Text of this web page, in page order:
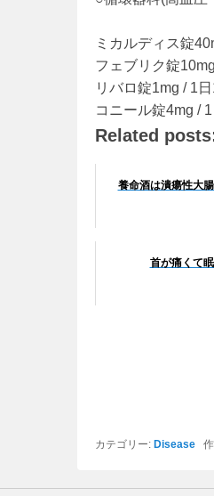
ミカルディス錠
フェブリク錠
リバロ錠1mg / 1
コニール錠4mg /
Related
養命酒は潰瘍性大
首が痛くて
カテゴリー: Disease